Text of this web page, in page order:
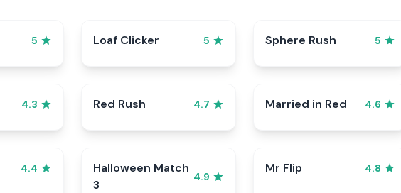
5 Loaf Clicker 5 Sphere Rush 5
4.3 Red Rush 4.7 Married in Red 4.6
4.4
Halloween Match
3
4.9
Mr Flip 4.8